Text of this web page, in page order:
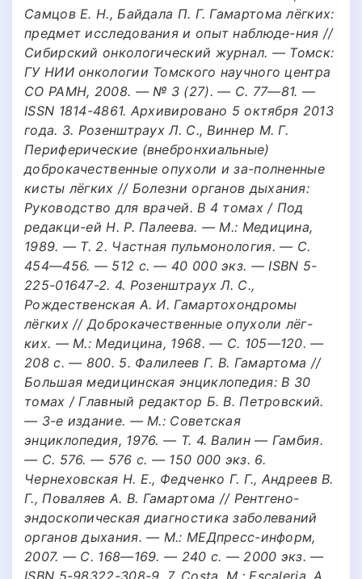
Самцов Е. Н., Байдала П. Г. Гамартома лёгких:
предмет исследования и опыт наблюде-ния //
Сибирский онкологический журнал. — Томск:
ГУ НИИ онкологии Томского научного центра
СО РАМН, 2008. — № 3 (27). — С. 77—81. —
ISSN 1814-4861. Архивировано 5 октября 2013
года. 3. Розенштраух Л. С., Виннер М. Г.
Периферические (внебронхиальные)
доброкачественные опухоли и за-полненные
кисты лёгких // Болезни органов дыхания:
Руководство для врачей. В 4 томах / Под
редакци-ей Н. Р. Палеева. — М.: Медицина,
1989. — Т. 2. Частная пульмонология. — С.
454—456. — 512 с. — 40 000 экз. — ISBN 5-
225-01647-2. 4. Розенштраух Л. С.,
Рождественская А. И. Гамартохондромы
лёгких // Доброкачественные опухоли лёг-
ких. — М.: Медицина, 1968. — С. 105—120. —
208 с. — 800. 5. Фалилеев Г. В. Гамартома //
Большая медицинская энциклопедия: В 30
томах / Главный редактор Б. В. Петровский.
— 3-е издание. — М.: Советская
энциклопедия, 1976. — Т. 4. Валин — Гамбия.
— С. 576. — 576 с. — 150 000 экз. 6.
Чернеховская Н. Е., Федченко Г. Г., Андреев В.
Г., Поваляев А. В. Гамартома // Рентгено-
эндоскопическая диагностика заболеваний
органов дыхания. — М.: МЕДпресс-информ,
2007. — С. 168—169. — 240 с. — 2000 экз. —
ISBN 5-98322-308-9. 7. Costa, M.; Escaleria, A.,